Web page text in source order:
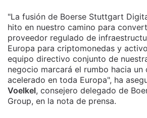
"La fusión de Boerse Stuttgart
hito en nuestro camino para
proveedor regulado de
Europa para criptomonedas y
equipo directivo conjunto de
negocio marcará el rumbo hacia un
acelerado en toda Europa", ha
Voelkel, consejero delegado de
Group, en la nota de prensa.